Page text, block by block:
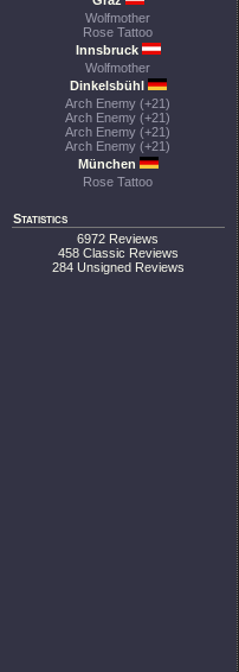
Wolfmother
Rose Tattoo
Innsbruck
Wolfmother
Dinkelsbühl
Arch Enemy (+21)
Arch Enemy (+21)
Arch Enemy (+21)
Arch Enemy (+21)
München
Rose Tattoo
Statistics
6972 Reviews
458 Classic Reviews
284 Unsigned Reviews